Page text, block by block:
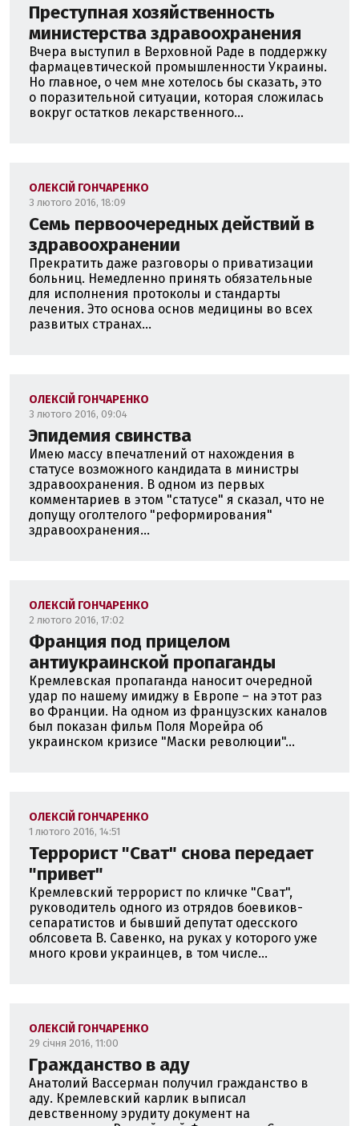
Преступная хозяйственность
министерства здравоохранения
Вчера выступил в Верховной Раде в поддержку
фармацевтической промышленности Украины.
Но главное, о чем мне хотелось бы сказать, это
о поразительной ситуации, которая сложилась
вокруг остатков лекарственного...
ОЛЕКСІЙ ГОНЧАРЕНКО
3 лютого 2016, 18:09
Семь первоочередных действий в
здравоохранении
Прекратить даже разговоры о приватизации
больниц. Немедленно принять обязательные
для исполнения протоколы и стандарты
лечения. Это основа основ медицины во всех
развитых странах...
ОЛЕКСІЙ ГОНЧАРЕНКО
3 лютого 2016, 09:04
Эпидемия свинства
Имею массу впечатлений от нахождения в
статусе возможного кандидата в министры
здравоохранения. В одном из первых
комментариев в этом "статусе" я сказал, что не
допущу оголтелого "реформирования"
здравоохранения...
ОЛЕКСІЙ ГОНЧАРЕНКО
2 лютого 2016, 17:02
Франция под прицелом
антиукраинской пропаганды
Кремлевская пропаганда наносит очередной
удар по нашему имиджу в Европе – на этот раз
во Франции. На одном из французских каналов
был показан фильм Поля Морейра об
украинском кризисе "Маски революции"...
ОЛЕКСІЙ ГОНЧАРЕНКО
1 лютого 2016, 14:51
Террорист "Сват" снова передает
"привет"
Кремлевский террорист по кличке "Сват",
руководитель одного из отрядов боевиков-
сепаратистов и бывший депутат одесского
облсовета В. Савенко, на руках у которого уже
много крови украинцев, в том числе...
ОЛЕКСІЙ ГОНЧАРЕНКО
29 січня 2016, 11:00
Гражданство в аду
Анатолий Вассерман получил гражданство в
аду. Кремлевский карлик выписал
девственному эрудиту документ на